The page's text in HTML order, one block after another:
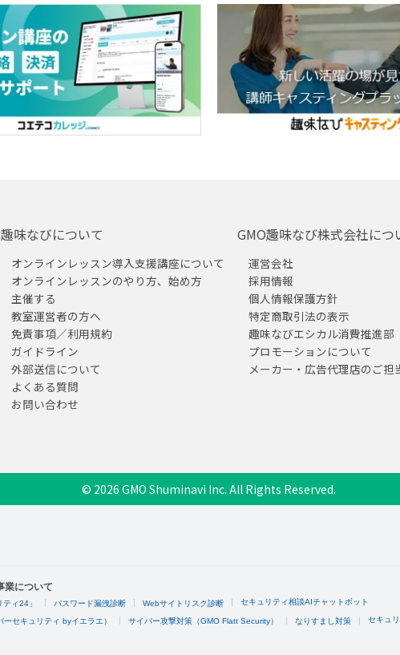
趣味なびについて
オンラインレッスン導入支援講座について
オンラインレッスンのやり方、始め方
主催する
教室運営者の方へ
免責事項／利用規約
ガイドライン
外部送信について
よくある質問
お問い合わせ
GMO趣味なび株式会社につ
運営会社
採用情報
個人情報保護方針
特定商取引法の表示
趣味なびエシカル消費推進部
プロモーションについて
メーカー・広告代理店のご担
© 2026 GMO Shuminavi Inc. All Rights Reserved.